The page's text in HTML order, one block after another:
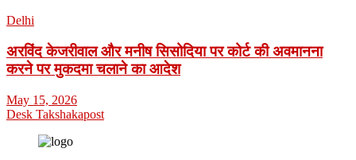
Delhi
अरविंद केजरीवाल और मनीष सिसोदिया पर कोर्ट की अवमानना
करने पर मुकदमा चलाने का आदेश
May 15, 2026
Desk Takshakapost